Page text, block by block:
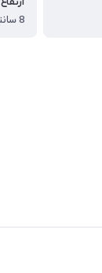
8 سانتی متر